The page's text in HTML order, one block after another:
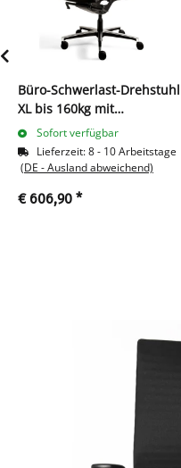
Büro-Schwerlast-Drehstuhl
XL bis 160kg mit
Lordosenstütze 1160-1315
x 520 x 460 mm Schwarz
210440
Sofort verfügbar
Lieferzeit:8 - 10 Arbeitstage
(DE - Ausland abweichend)
€ 606,90 *